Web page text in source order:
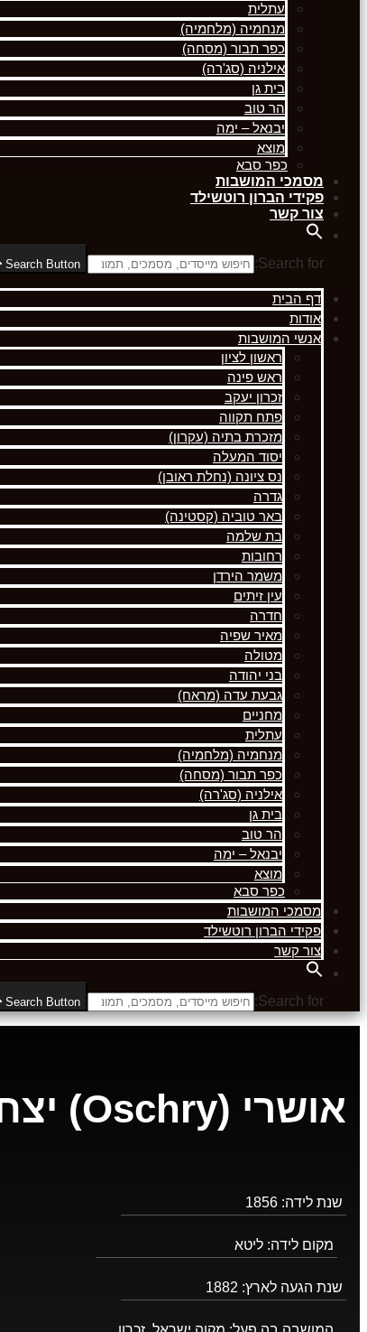
עתלית
מנחמיה (מלחמיה)
כפר תבור (מסחה)
אילניה (סג'רה)
בית גן
הר טוב
יבנאל – ימה
מוצא
כפר סבא
מסמכי המושבות
פקידי הברון רוטשילד
צור קשר
Search for:
Search Button
דף הבית
אודות
אנשי המושבות
ראשון לציון
ראש פינה
זכרון יעקב
פתח תקווה
מזכרת בתיה (עקרון)
יסוד המעלה
נס ציונה (נחלת ראובן)
גדרה
באר טוביה (קסטינה)
בת שלמה
רחובות
משמר הירדן
עין זיתים
חדרה
מאיר שפיה
מטולה
בני יהודה
גבעת עדה (מראח)
מחניים
עתלית
מנחמיה (מלחמיה)
כפר תבור (מסחה)
אילניה (סג'רה)
בית גן
הר טוב
יבנאל – ימה
מוצא
כפר סבא
מסמכי המושבות
פקידי הברון רוטשילד
צור קשר
Search for:
Search Button
אושרי (Oschry) יצחק
שנת לידה: 1856
מקום לידה: ליטא
שנת הגעה לארץ: 1882